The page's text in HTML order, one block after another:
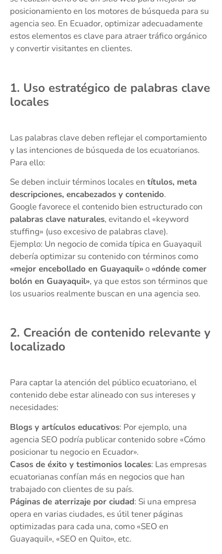
posicionamiento en los motores de búsqueda para su
agencia seo. En Ecuador, optimizar adecuadamente
estos elementos es clave para atraer tráfico orgánico
y convertir visitantes en clientes.
1. Uso estratégico de palabras clave
locales
Las palabras clave deben reflejar el comportamiento
y las intenciones de búsqueda de los ecuatorianos.
Para ello:
Se deben incluir términos locales en títulos, meta
descripciones, encabezados y contenido.
Google favorece el contenido bien estructurado con
palabras clave naturales, evitando el «keyword
stuffing» (uso excesivo de palabras clave).
Ejemplo: Un negocio de comida típica en Guayaquil
debería optimizar su contenido con términos como
«mejor encebollado en Guayaquil»o «dónde comer
bolón en Guayaquil», ya que estos son términos que
los usuarios realmente buscan en una agencia seo.
2. Creación de contenido relevante y
localizado
Para captar la atención del público ecuatoriano, el
contenido debe estar alineado con sus intereses y
necesidades:
Blogs y artículos educativos: Por ejemplo, una
agencia SEO podría publicar contenido sobre «Cómo
posicionar tu negocio en Ecuador».
Casos de éxito y testimonios locales: Las empresas
ecuatorianas confían más en negocios que han
trabajado con clientes de su país.
Páginas de aterrizaje por ciudad: Si una empresa
opera en varias ciudades, es útil tener páginas
optimizadas para cada una, como «SEO en
Guayaquil», «SEO en Quito», etc.